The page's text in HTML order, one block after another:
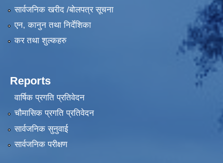
सार्वजनिक खरीद /बोलपत्र सूचना
एन, कानुन तथा निर्देशिका
कर तथा शुल्कहरु
Reports
वार्षिक प्रगति प्रतिवेदन
चौमासिक प्रगति प्रतिवेदन
सार्वजनिक सुनुवाई
सार्वजनिक परीक्षण